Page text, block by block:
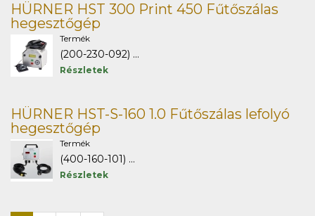
HÜRNER HST 300 Print 450 Fűtőszálas
hegesztőgép
Termék
(200-230-092) ...
Részletek
HÜRNER HST-S-160 1.0 Fűtőszálas lefolyó
hegesztőgép
Termék
(400-160-101) ...
Részletek